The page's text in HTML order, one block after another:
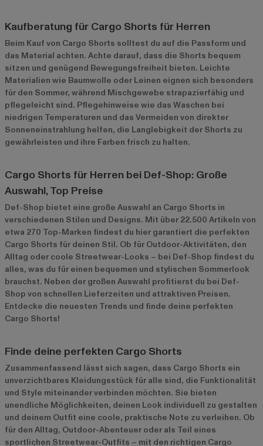
Kaufberatung für Cargo Shorts für Herren
Beim Kauf von Cargo Shorts solltest du auf die Passform und
das Material achten. Achte darauf, dass die Shorts bequem
sitzen und genügend Bewegungsfreiheit bieten. Leichte
Materialien wie Baumwolle oder Leinen eignen sich besonders
für den Sommer, während Mischgewebe strapazierfähig und
pflegeleicht sind. Pflegehinweise wie das Waschen bei
niedrigen Temperaturen und das Vermeiden von direkter
Sonneneinstrahlung helfen, die Langlebigkeit der Shorts zu
gewährleisten und ihre Farben frisch zu halten.
Cargo Shorts für Herren bei Def-Shop: Große
Auswahl, Top Preise
Def-Shop bietet eine große Auswahl an Cargo Shorts in
verschiedenen Stilen und Designs. Mit über 22.500 Artikeln von
etwa 270 Top-Marken findest du hier garantiert die perfekten
Cargo Shorts für deinen Stil. Ob für Outdoor-Aktivitäten, den
Alltag oder coole Streetwear-Looks – bei Def-Shop findest du
alles, was du für einen bequemen und stylischen Sommerlook
brauchst. Neben der großen Auswahl profitierst du bei Def-
Shop von schnellen Lieferzeiten und attraktiven Preisen.
Entdecke die neuesten Trends und finde deine perfekten
Cargo Shorts!
Finde deine perfekten Cargo Shorts
Zusammenfassend lässt sich sagen, dass Cargo Shorts ein
unverzichtbares Kleidungsstück für alle sind, die Funktionalität
und Style miteinander verbinden möchten. Sie bieten
unendliche Möglichkeiten, deinen Look individuell zu gestalten
und deinem Outfit eine coole, praktische Note zu verleihen. Ob
für den Alltag, Outdoor-Abenteuer oder als Teil eines
sportlichen Streetwear-Outfits – mit den richtigen Cargo